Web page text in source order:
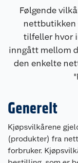
Følgende
nettbutikken
tilfeller hvor
inngått mellom
den enkelte
Generelt
Kjøpsvilkårene
(produkter) fra
forbruker.